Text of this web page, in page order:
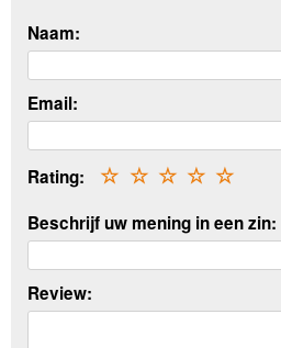
Naam:
Email:
Rating: ☆
☆
☆
☆
☆
Beschrijf uw mening in een zin:
Review: